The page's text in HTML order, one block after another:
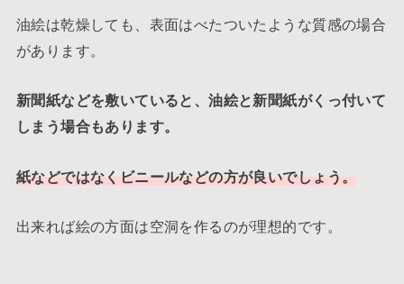
油絵は乾燥しても、表面はべたついたような質感の場合
があります。
新聞紙などを敷いていると、油絵と新聞紙がくっ付いて
しまう場合もあります。
紙などではなくビニールなどの方が良いでしょう。
出来れば絵の方面は空洞を作るのが理想的です。